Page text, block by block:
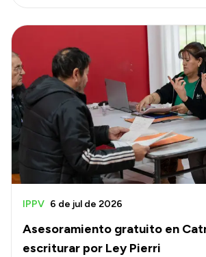
Asesoramiento gratuito en
escriturar por Ley Pierri
IPPV 6 de jul de 2026